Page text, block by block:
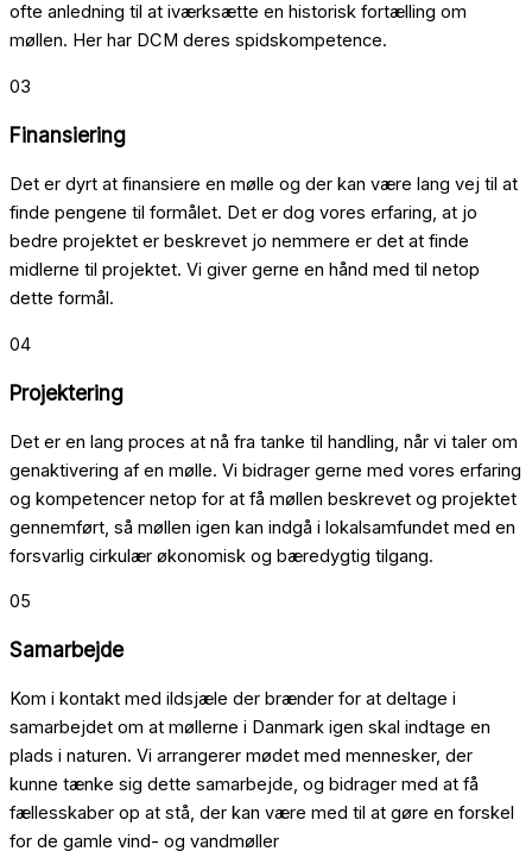
ofte anledning til at iværksætte en historisk fortælling om
møllen. Her har DCM deres spidskompetence.
03
Finansiering
Det er dyrt at finansiere en mølle og der kan være lang vej til at
finde pengene til formålet. Det er dog vores erfaring, at jo
bedre projektet er beskrevet jo nemmere er det at finde
midlerne til projektet. Vi giver gerne en hånd med til netop
dette formål.
04
Projektering
Det er en lang proces at nå fra tanke til handling, når vi taler om
genaktivering af en mølle. Vi bidrager gerne med vores erfaring
og kompetencer netop for at få møllen beskrevet og projektet
gennemført, så møllen igen kan indgå i lokalsamfundet med en
forsvarlig cirkulær økonomisk og bæredygtig tilgang.
05
Samarbejde
Kom i kontakt med ildsjæle der brænder for at deltage i
samarbejdet om at møllerne i Danmark igen skal indtage en
plads i naturen. Vi arrangerer mødet med mennesker, der
kunne tænke sig dette samarbejde, og bidrager med at få
fællesskaber op at stå, der kan være med til at gøre en forskel
for de gamle vind- og vandmøller